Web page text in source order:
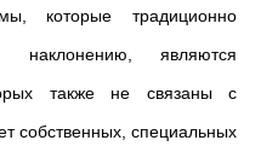
которые традиционно
наклонению, являются
также не связаны с
собственных, специальных